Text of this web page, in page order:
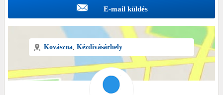
E-mail küldés
Kovászna, Kézdivásárhely